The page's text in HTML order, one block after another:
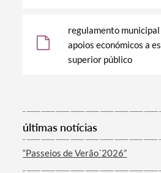
Categorias gerais
Filtros
regulamento
apoios económicos a
superior público
últimas notícias
“Passeios de Verão´2026”